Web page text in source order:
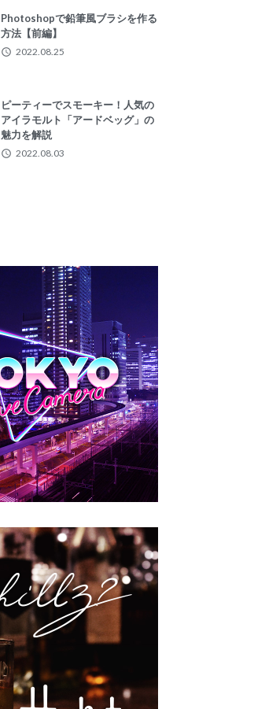
Photoshopで鉛筆風ブラシを作る
方法【前編】
2022.08.25
ピーティーでスモーキー！人気の
アイラモルト「アードベッグ」の
魅力を解説
2022.08.03